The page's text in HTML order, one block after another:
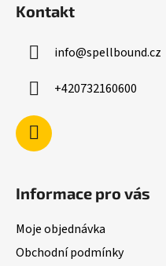
Kontakt
info@spellbound.cz
+420732160600
Informace pro vás
Moje objednávka
Obchodní podmínky